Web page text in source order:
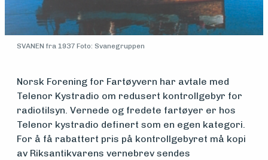
om
midler
Vern,
vedlikehold
og drift
SVANEN fra 1937 Foto: Svanegruppen
Norsk Forening for Fartøyvern har avtale med
Telenor Kystradio om redusert kontrollgebyr for
radiotilsyn. Vernede og fredete fartøyer er hos
Telenor kystradio definert som en egen kategori.
For å få rabattert pris på kontrollgebyret må kopi
av Riksantikvarens vernebrev sendes